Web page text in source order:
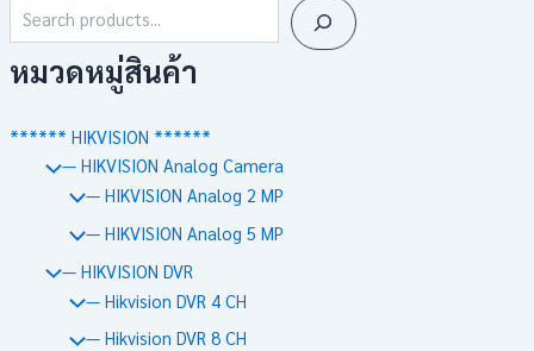
หมวดหมู่สินค้า
****** HIKVISION ******
— HIKVISION Analog Camera
— HIKVISION Analog 2 MP
— HIKVISION Analog 5 MP
— HIKVISION DVR
— Hikvision DVR 4 CH
— Hikvision DVR 8 CH